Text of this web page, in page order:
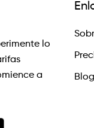
lo
a
Blog